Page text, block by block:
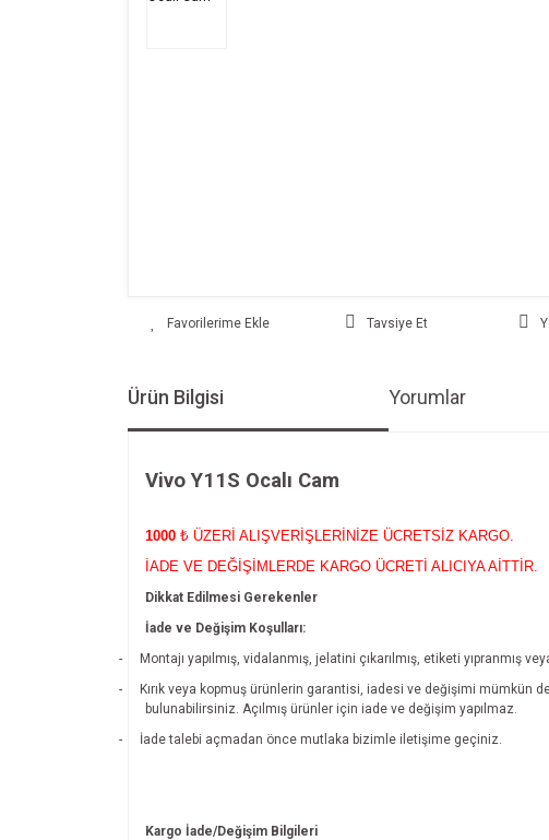
Tavsiye Et
Ürün Bilgisi Yorumlar
Vivo Y11S Ocalı Cam
1000 ₺ ÜZERİ ALIŞVERİŞLERİNİZE ÜCRETSİZ KARGO.
İADE VE DEĞİŞİMLERDE KARGO ÜCRETİ ALICIYA AİTTİR.
Dikkat Edilmesi Gerekenler
İade ve Değişim Koşulları:
-
Montajı yapılmış, vidalanmış, jelatini çıkarılmış, etiketi
-
Kırık veya kopmuş ürünlerin garantisi, iadesi ve değişimi mümkün
bulunabilirsiniz. Açılmış ürünler için iade ve değişim yapılmaz.
-
İade talebi açmadan önce mutlaka bizimle iletişime geçiniz.
Kargo İade/Değişim Bilgileri